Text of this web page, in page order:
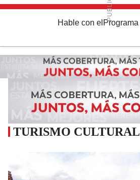
Hable con el Programa
TURISMO CULTURAL